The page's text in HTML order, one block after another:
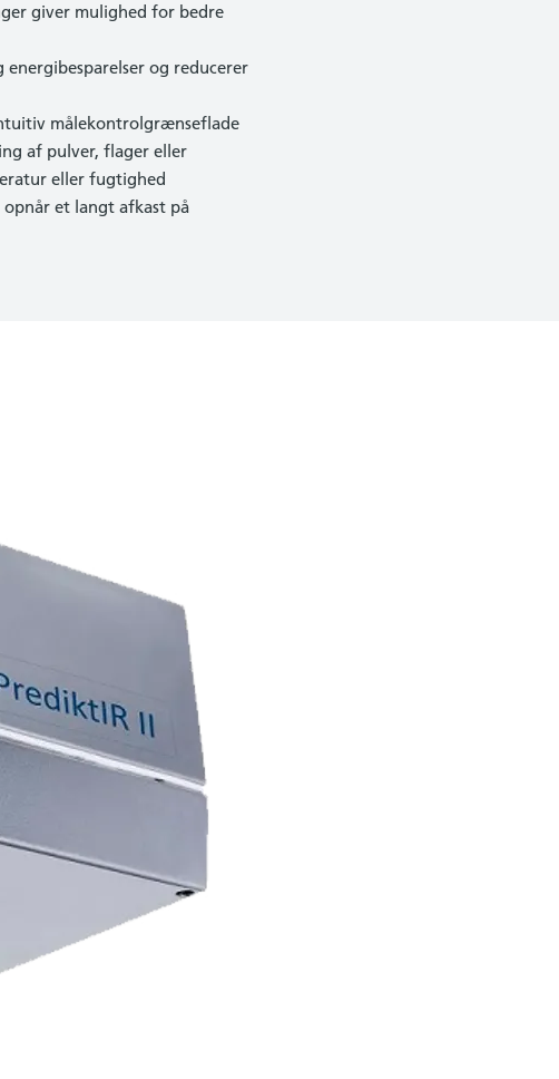
giver mulighed for bedre
og reducerer
målekontrolgrænseflade
af pulver, flager eller
eller fugtighed
et langt afkast på